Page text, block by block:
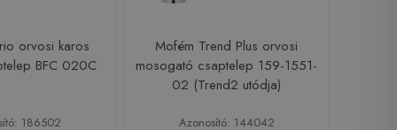
orvosi karos
BFC 020C
186502
Mofém Trend Plus orvosi
mosogató csaptelep 159-1551-
02 (Trend2 utódja)
Azonosító: 144042